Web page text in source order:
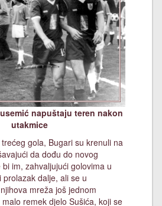
napuštaju teren nakon
utakmice
gola, Bugari su krenuli na
da dođu do novog
im, zahvaljujući golovima u
dalje, ali se u
mreža još jednom
remek djelo Sušića, koji se